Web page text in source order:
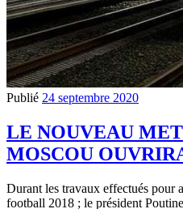
Publié 24 septembre 2020
LE NOUVEAU
MOSCOU
Durant les travaux effectués pour
football 2018 ; le président